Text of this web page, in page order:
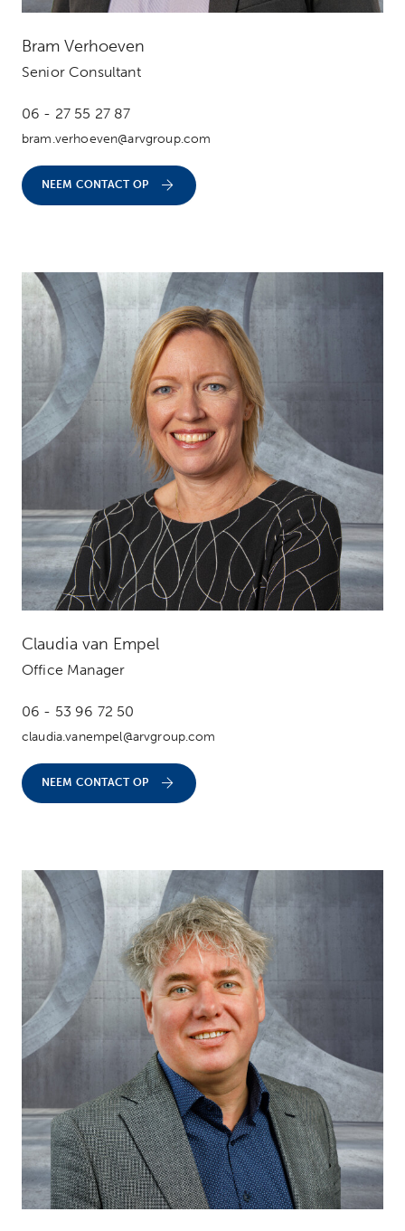
Bram Verhoeven
Senior Consultant
06 - 27 55 27 87
bram.verhoeven@arvgroup.com
NEEM CONTACT OP
Claudia van Empel
Office Manager
06 - 53 96 72 50
claudia.vanempel@arvgroup.com
NEEM CONTACT OP